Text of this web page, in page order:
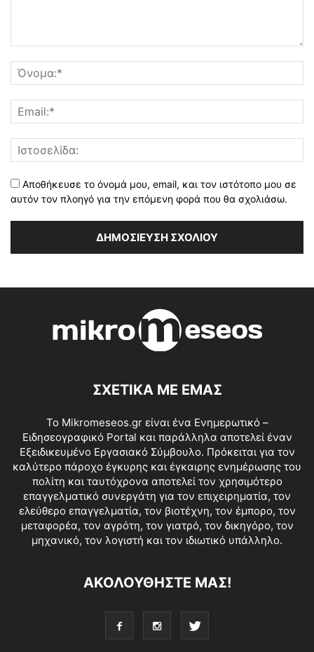
Αποθήκευσε το όνομά μου, email, και τον ιστότοπο μου σε
αυτόν τον πλοηγό για την επόμενη φορά που θα σχολιάσω.
ΣΧΕΤΙΚΑ ΜΕ ΕΜΑΣ
Το Mikromeseos.gr είναι ένα Ενημερωτικό –
Ειδησεογραφικό Portal και παράλληλα αποτελεί έναν
Εξειδικευμένο Εργασιακό Σύμβουλο. Πρόκειται για τον
καλύτερο πάροχο έγκυρης και έγκαιρης ενημέρωσης του
πολίτη και ταυτόχρονα αποτελεί τον χρησιμότερο
επαγγελματικό συνεργάτη για τον επιχειρηματία, τον
ελεύθερο επαγγελματία, τον βιοτέχνη, τον έμπορο, τον
μεταφορέα, τον αγρότη, τον γιατρό, τον δικηγόρο, τον
μηχανικό, τον λογιστή και τον ιδιωτικό υπάλληλο.
ΑΚΟΛΟΥΘΗΣΤΕ ΜΑΣ!